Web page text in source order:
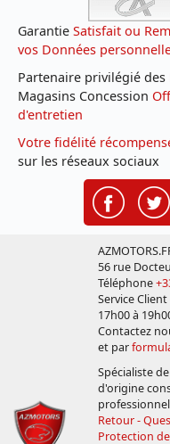
Garantie Satisfait ou
vos Données
Partenaire privilégié des
Magasins Concession
d'entretien
Votre fidélité
sur les réseaux sociaux
56 rue
Téléphone
Service
17h00 à
Contactez
et par
Spécialiste
d'origine
Retour -
Protection